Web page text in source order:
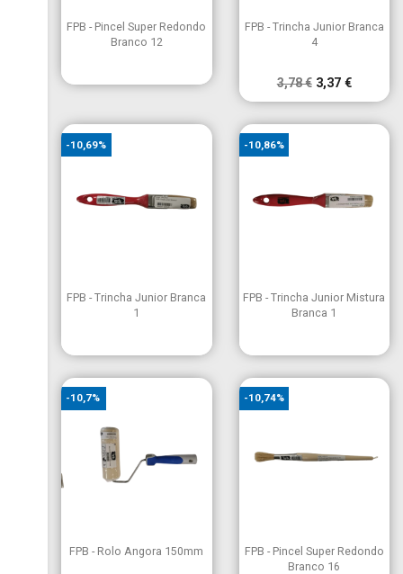
Vista rápida
FPB - Pincel Super Redondo
Branco 12
Vista rápida
FPB - Trincha Junior Branca
4
3,78 € 3,37 €
Vista rápida
FPB - Trincha Junior Branca
1
-10,69%
Vista rápida
FPB - Trincha Junior Mistura
Branca 1
-10,86%
Vista rápida
FPB - Rolo Angora 150mm
-10,7%
Vista rápida
FPB - Pincel Super Redondo
Branco 16
-10,74%